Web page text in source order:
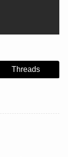
Threads